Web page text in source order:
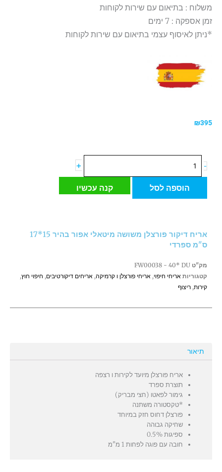
משלוח : בתיאום עם שירות לקוחות
זמן אספקה : 7 ימים
*ניתן לאיסוף עצמי בתיאום עם שירות לקוחות
₪395
-
של
דיקור
אפור
בהיר
ס"מ
ספרדי
+
הוספה לסל קנה עכשיו
אריח דיקור פורצלן משושה מיטאלי אפור בהיר 15*17
ס"מ ספרדי
מק"ט FW00038 - 40* DU
קטגוריות אריחי חיפוי, אריחי פורצלן ו קרמיקה, אריחים דיקורטיבים, חיפוי חוץ,
קירות, ריצוף
תיאור
אריח פורצלן מיועד לקירות ו רצפה
תוצרת ספרד
גימור לפאטו (חצי מבריק)
*טקסטורה משתנה
פורצלן דחוס חזק במיוחד
שחיקה גבוהה
ספיגות 0.5%
חובה עם פוגה לפחות 1 מ"מ